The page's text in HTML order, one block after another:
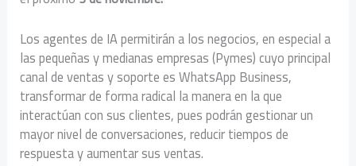
Los agentes de IA permitirán a los negocios, en especial a
las pequeñas y medianas empresas (Pymes) cuyo principal
canal de ventas y soporte es WhatsApp Business,
transformar de forma radical la manera en la que
interactúan con sus clientes, pues podrán gestionar un
mayor nivel de conversaciones, reducir tiempos de
respuesta y aumentar sus ventas.